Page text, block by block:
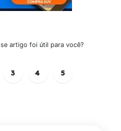
artigo foi útil para você?
3 4 5